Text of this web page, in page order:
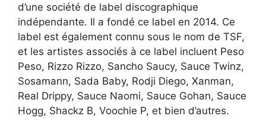
d’une société de label discographique
indépendante. Il a fondé ce label en 2014. Ce
label est également connu sous le nom de TSF,
et les artistes associés à ce label incluent Peso
Peso, Rizzo Rizzo, Sancho Saucy, Sauce Twinz,
Sosamann, Sada Baby, Rodji Diego, Xanman,
Real Drippy, Sauce Naomi, Sauce Gohan, Sauce
Hogg, Shackz B, Voochie P, et bien d’autres.